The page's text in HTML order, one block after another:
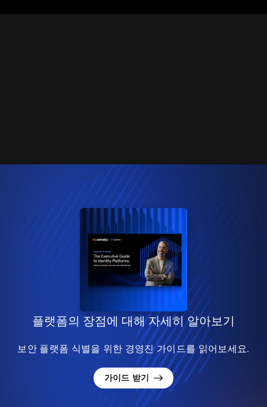
플랫폼의 장점에 대해 자세히 알아보기
보안 플랫폼 식별을 위한 경영진 가이드를 읽어보세요.
가이드 받기